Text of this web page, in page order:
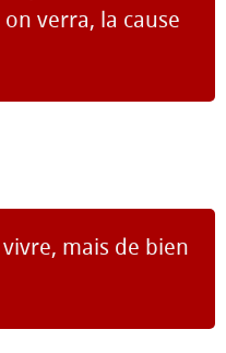
verra, la cause
mais de bien